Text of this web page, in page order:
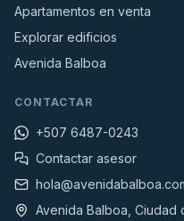
Apartamentos en venta
Explorar edificios
Avenida Balboa
CONTACTAR
+507 6487-0243
Contactar asesor
Avenida Balboa, Ciudad